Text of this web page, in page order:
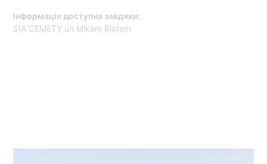
Інформація доступна завдяки:
SIA CEMETY un Mikam Blatem